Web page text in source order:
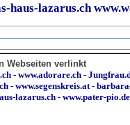
haus-lazarus.ch
Webseiten verlinkt
- www.adorare.ch -
- www.segenskreis.at-
lazarus.ch - www.pater-pio.de